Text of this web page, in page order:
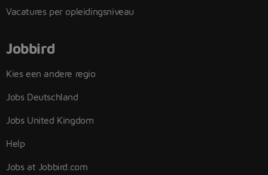
Vacatures per opleidingsniveau
Jobbird
Kies een andere regio
Jobs Deutschland
Jobs United Kingdom
Help
Jobs at Jobbird.com